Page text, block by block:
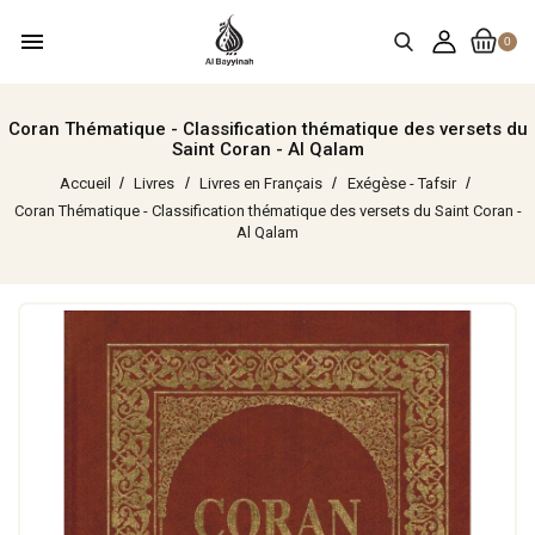
0
menu
Coran Thématique - Classification thématique des versets du
Saint Coran - Al Qalam
Accueil Livres Livres en Français
Exégèse - Tafsir
Coran Thématique - Classification thématique des versets du Saint Coran -
Al Qalam